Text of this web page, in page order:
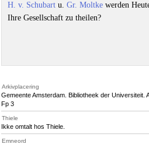
H. v. Schubart u. Gr. Moltke werden
Ihre Gesellschaft zu theilen?
Arkivplacering
Gemeente Amsterdam. Bibliotheek der
Fp 3
Thiele
Ikke omtalt hos Thiele.
Emneord